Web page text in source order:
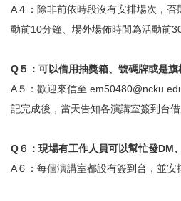
A４：除非前依時段沒有安排場次，
動前10分鐘、場外場佈時間為活動前30
Q５：可以借用抽獎箱、號碼牌或是
A５：歡迎來信至
記完成後，當天告知各演講室簽到台借
Q６：現場有工作人員可以幫忙發DM
A６：每個演講室都設有簽到台，並